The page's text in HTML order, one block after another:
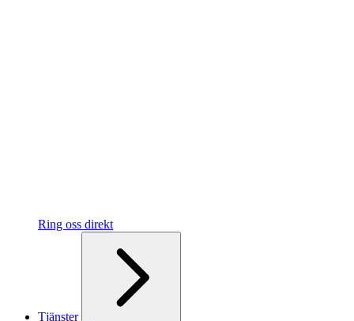
Ring oss direkt
Tjänster